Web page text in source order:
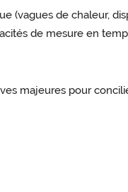
(vagues de chaleur,
de mesure en
majeures pour